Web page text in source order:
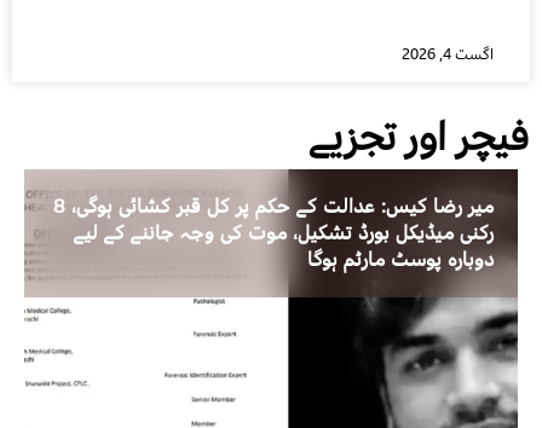
اگست 4, 2026
فیچر اور تجزیے
میر رضا کیس: عدالت کے حکم پر کل قبر کشائی ہوگی، 8
رکنی میڈیکل بورڈ تشکیل، موت کی وجہ جاننے کے لیے
دوبارہ پوسٹ مارٹم ہوگا